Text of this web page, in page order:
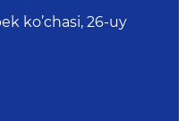
ko’chasi, 26-uy